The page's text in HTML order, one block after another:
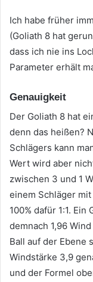
Ich habe früher
(Goliath 8 hat
dass ich nie ins
Parameter erhält
Genauigkeit
Der Goliath 8 hat
denn das heißen?
Schlägers kann
Wert wird aber
zwischen 3 und 1
einem Schläger
100% dafür 1:1.
demnach 1,96
Ball auf der Ebene
Windstärke 3,9
und der Formel